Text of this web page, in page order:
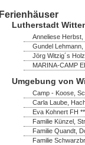
Ferienhäuser
Lutherstadt
Anneliese
Gundel
Jörg Witzig´s
MARINA-CAMP
Umgebung von
Camp - Koose,
Carla Laube,
Eva Kohnert FH
Familie Künzel,
Familie Quandt,
Familie